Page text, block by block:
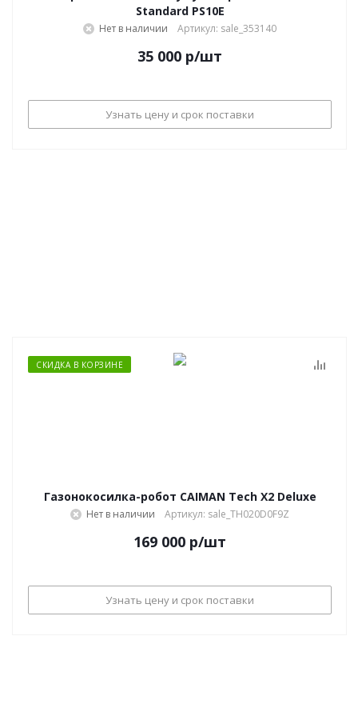
Standard PS10E
Нет в наличии Артикул: sale_353140
35 000 р/шт
Узнать цену и срок поставки
СКИДКА В КОРЗИНЕ
Газонокосилка-робот CAIMAN Tech X2 Deluxe
Нет в наличии Артикул: sale_TH020D0F9Z
169 000 р/шт
Узнать цену и срок поставки